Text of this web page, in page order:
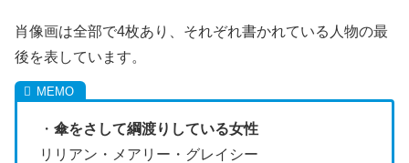
肖像画は全部で4枚あり、それぞれ書かれている人物の最
後を表しています。
・ 傘をさして綱渡りしている女性
リリアン・メアリー・グレイシー